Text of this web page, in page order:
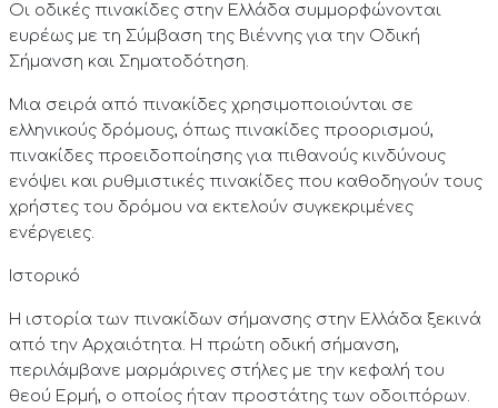
Οι οδικές πινακίδες στην Ελλάδα συμμορφώνονται
ευρέως με τη Σύμβαση της Βιέννης για την Οδική
Σήμανση και Σηματοδότηση.
Μια σειρά από πινακίδες χρησιμοποιούνται σε
ελληνικούς δρόμους, όπως πινακίδες προορισμού,
πινακίδες προειδοποίησης για πιθανούς κινδύνους
ενόψει και ρυθμιστικές πινακίδες που καθοδηγούν τους
χρήστες του δρόμου να εκτελούν συγκεκριμένες
ενέργειες.
Ιστορικό
Η ιστορία των πινακίδων σήμανσης στην Ελλάδα ξεκινά
από την Αρχαιότητα. Η πρώτη οδική σήμανση,
περιλάμβανε μαρμάρινες στήλες με την κεφαλή του
θεού Ερμή, ο οποίος ήταν προστάτης των οδοιπόρων.